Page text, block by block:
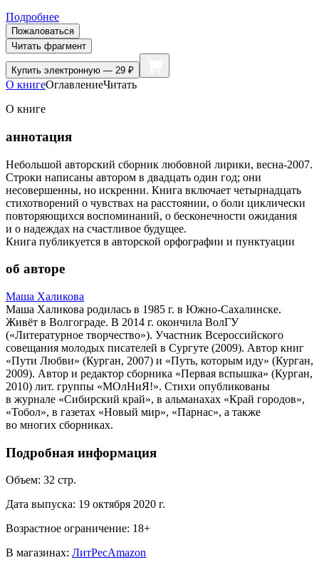
Подробнее
Пожаловаться
Читать фрагмент
Купить электронную — 29 ₽
О книгеОглавлениеЧитать
О книге
аннотация
Небольшой авторский сборник любовной лирики, весна-2007.
Строки написаны автором в двадцать один год; они
несовершенны, но искренни. Книга включает четырнадцать
стихотворений о чувствах на расстоянии, о боли циклически
повторяющихся воспоминаний, о бесконечности ожидания
и о надеждах на счастливое будущее.
Книга публикуется в авторской орфографии и пунктуации
об авторе
Маша Халикова
Маша Халикова родилась в 1985 г. в Южно-Сахалинске.
Живёт в Волгограде. В 2014 г. окончила ВолГУ
(«Литературное творчество»). Участник Всероссийского
совещания молодых писателей в Сургуте (2009). Автор книг
«Пути Любви» (Курган, 2007) и «Путь, которым иду» (Курган,
2009). Автор и редактор сборника «Первая вспышка» (Курган,
2010) лит. группы «МОлНиЯ!». Стихи опубликованы
в журнале «Сибирский край», в альманахах «Край городов»,
«Тобол», в газетах «Новый мир», «Парнас», а также
во многих сборниках.
Подробная информация
Объем: 32 стр.
Дата выпуска: 19 октября 2020 г.
Возрастное ограничение: 18+
В магазинах: ЛитРесAmazon